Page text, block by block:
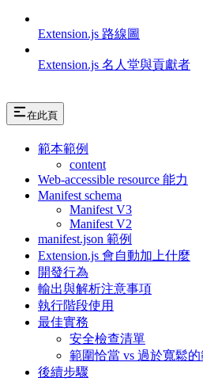
Extension.js 路線圖
Extension.js 名人堂與貢獻者
在此頁
範本範例
content
Web-accessible resource 能力
Manifest schema
Manifest V3
Manifest V2
manifest.json 範例
Extension.js 會自動加上什麼
開發行為
輸出與解析注意事項
執行階段使用
最佳實務
安全檢查清單
範圍恰當 vs 過於寬鬆的
後續步驟